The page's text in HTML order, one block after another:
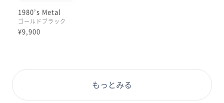
1980’s Metal
ゴールドブラック
¥9,900
もっとみる